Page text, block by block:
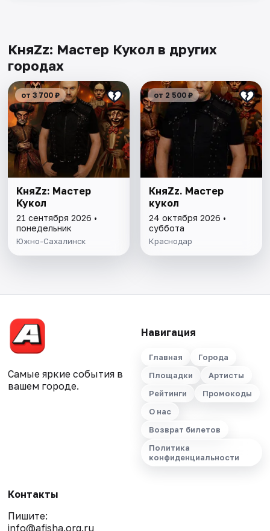
КняZz: Мастер Кукол в других
городах
от 3 700 ₽
КняZz: Мастер
Кукол
21 сентября 2026 •
понедельник
Южно-Сахалинск
от 2 500 ₽
КняZz. Мастер
кукол
24 октября 2026 •
суббота
Краснодар
Самые яркие события в
вашем городе.
Навигация
Главная
Города
Площадки
Артисты
Рейтинги
Промокоды
О нас
Возврат билетов
Политика
конфиденциальности
Контакты
Пишите:
info@afisha.org.ru